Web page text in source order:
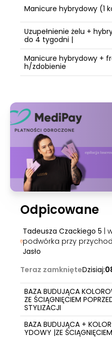
Manicure hybrydowy (1
Uzupełnienie żelu +
do 4 tygodni |
Manicure hybrydowy +
h/zdobienie
Odpicowane
Tadeusza Czackiego 5 |
podwórka przy
Jasło
Teraz zamknięteDzisiaj:
BAZA BUDUJĄCA
ZE ŚCIĄGNIĘCIEM
STYLIZACJI
BAZA BUDUJĄCA + KOLOR
YDOWY |ZE